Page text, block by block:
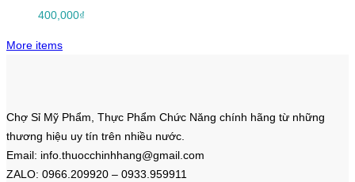
400,000₫
More items
Chợ Sỉ Mỹ Phẩm, Thực Phẩm Chức Năng chính hãng từ những
thương hiệu uy tín trên nhiều nước.
Email: info.thuocchinhhang@gmail.com
ZALO: 0966.209920 – 0933.959911